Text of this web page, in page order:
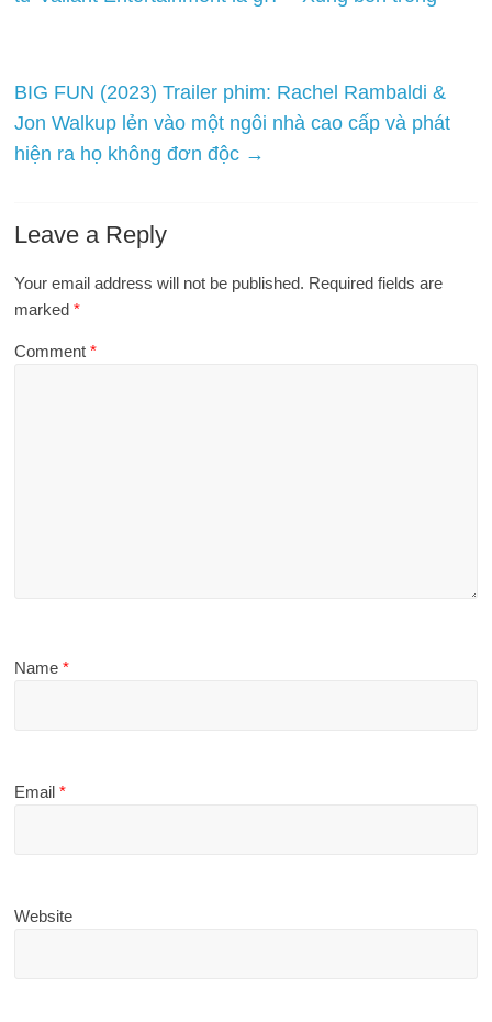
BIG FUN (2023) Trailer phim: Rachel Rambaldi &
Jon Walkup lẻn vào một ngôi nhà cao cấp và phát
hiện ra họ không đơn độc →
Leave a Reply
Your email address will not be published. Required fields are
marked*
Comment*
Name*
Email*
Website